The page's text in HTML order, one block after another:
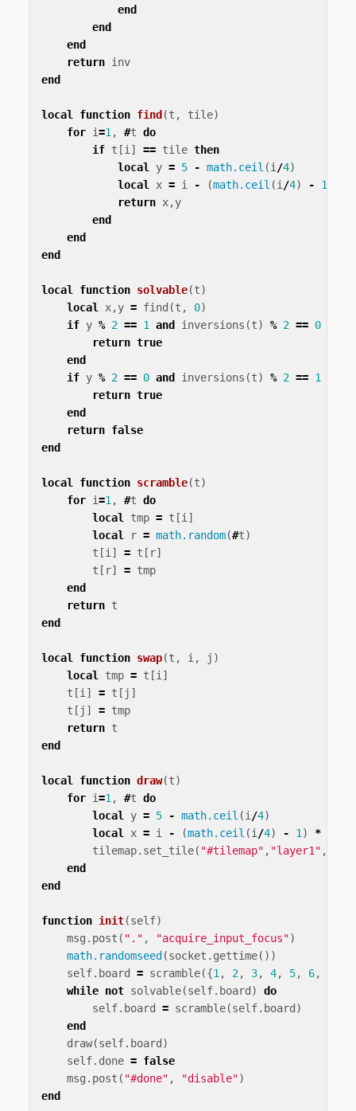
end
end
end
return inv
end
local function find (t , tile)
for i=1, #t do
if t [i] == tile then
local y = 5 - math.ceil (i/4)
local x = i - (math.ceil (i/4) - 1
return x,y
end
end
end
local function solvable(t)
local x,y = find (t , 0)
if y % 2 == 1 and inversions (t) % 2 == 0
return true
end
if y % 2 == 0 and inversions (t) % 2 == 1
return true
end
return false
end
local function scramble(t)
for i=1, #t do
local tmp = t [i]
local
r = math.random(#t)
t [i] = t [ r]
t [ r] = tmp
end
return t
end
local function swap(t , i, j )
local tmp = t [i]
t [i] = t [ j ]
t [ j ] = tmp
return t
end
local function draw(t)
for i=1, #t do
local y = 5 - math.ceil (i/4)
local x = i - (math.ceil (i/4) - 1) *
tilemap. set_tile( "#tilemap" , "layer1" ,
end
end
function init(self)
msg . post ( "." , "acquire_input_focus")
math.randomseed (socket . gettime())
self. board = scramble({1, 2, 3, 4, 5, 6,
while not solvable(self. board )
do
self. board = scramble(self. board )
end
draw(self. board )
self. done = false
msg . post ( "#done" , "disable")
end